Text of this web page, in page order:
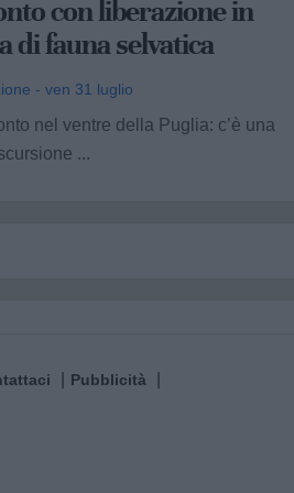
con liberazione in
di fauna selvatica
- ven 31 luglio
nel ventre della Puglia: c’è una
...
Pubblicità